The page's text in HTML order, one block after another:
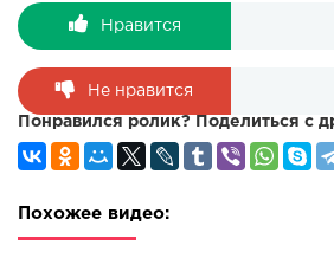
Нравится
Не нравится
Понравился ролик? Поделиться с
Похожее видео: